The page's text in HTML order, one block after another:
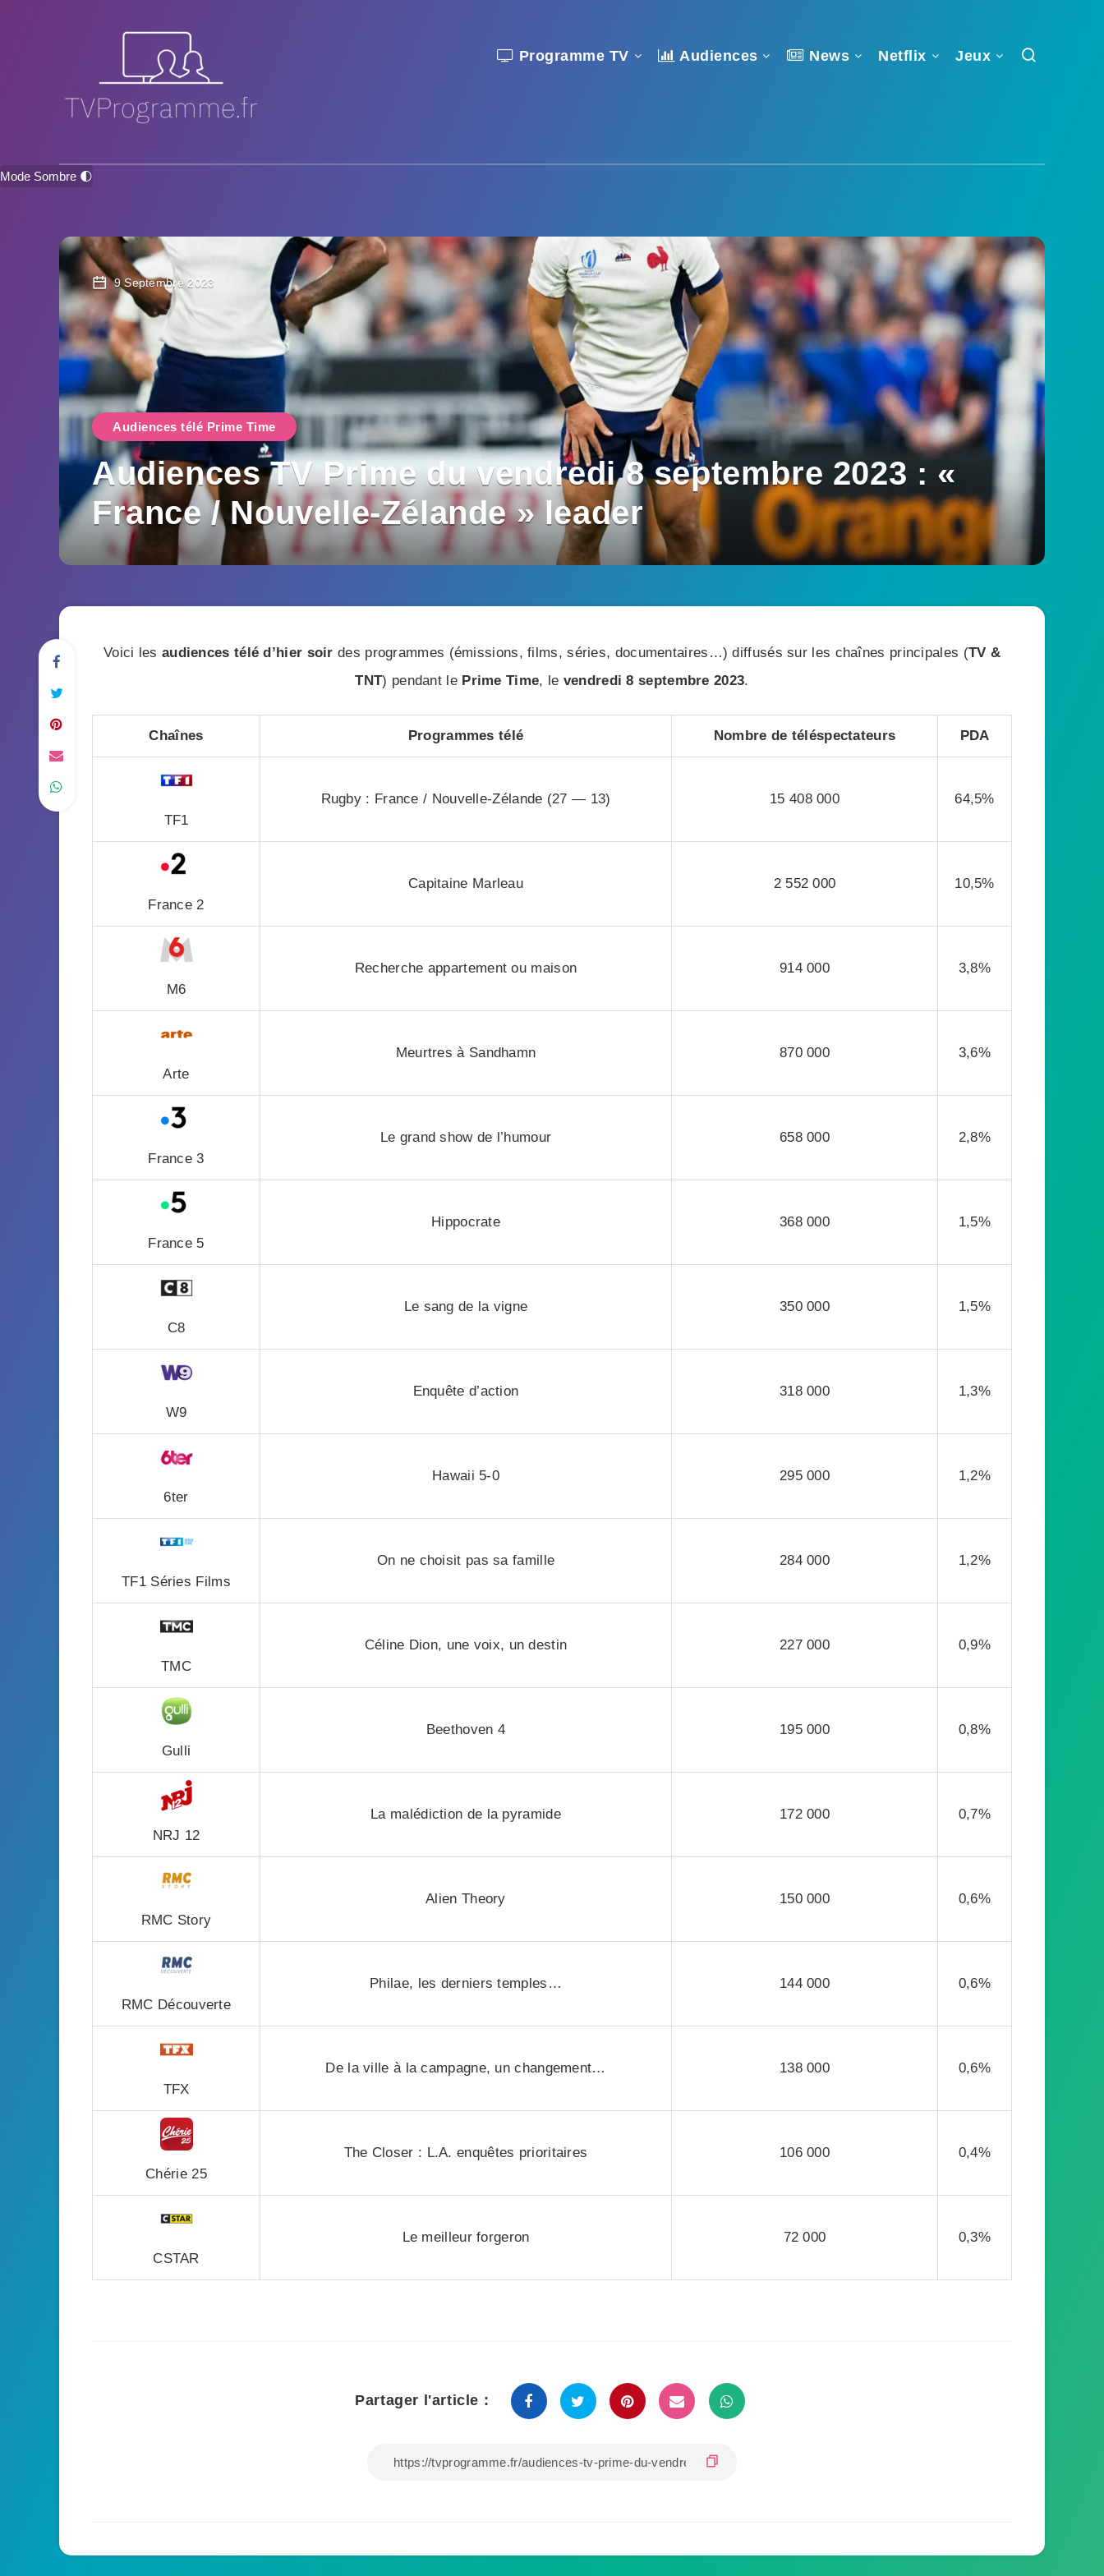
Programme TV Audiences News Netflix Jeux
Mode Sombre 🌓
9 Septembre 2023
Audiences télé Prime Time
Audiences TV Prime du vendredi 8 septembre 2023 : «
France / Nouvelle-Zélande » leader
Voici les audiences télé d’hier soir des programmes (émissions, films, séries, documentaires…) diffusés sur les chaînes principales (TV &
TNT) pendant le Prime Time, le vendredi 8 septembre 2023.
Chaînes Programmes télé Nombre de téléspectateurs PDA
TF1
Rugby : France / Nouvelle-Zélande (27 — 13) 15 408 000 64,5%
France 2
Capitaine Marleau 2 552 000 10,5%
M6
Recherche appartement ou maison 914 000 3,8%
Arte
Meurtres à Sandhamn 870 000 3,6%
France 3
Le grand show de l’humour 658 000 2,8%
France 5
Hippocrate 368 000 1,5%
C8
Le sang de la vigne 350 000 1,5%
W9
Enquête d’action 318 000 1,3%
6ter
Hawaii 5-0 295 000 1,2%
TF1 Séries Films
On ne choisit pas sa famille 284 000 1,2%
TMC
Céline Dion, une voix, un destin 227 000 0,9%
Gulli
Beethoven 4 195 000 0,8%
NRJ 12
La malédiction de la pyramide 172 000 0,7%
RMC Story
Alien Theory 150 000 0,6%
RMC Découverte
Philae, les derniers temples… 144 000 0,6%
TFX
De la ville à la campagne, un changement… 138 000 0,6%
Chérie 25
The Closer : L.A. enquêtes prioritaires 106 000 0,4%
CSTAR
Le meilleur forgeron 72 000 0,3%
Partager l'article :
vie privée